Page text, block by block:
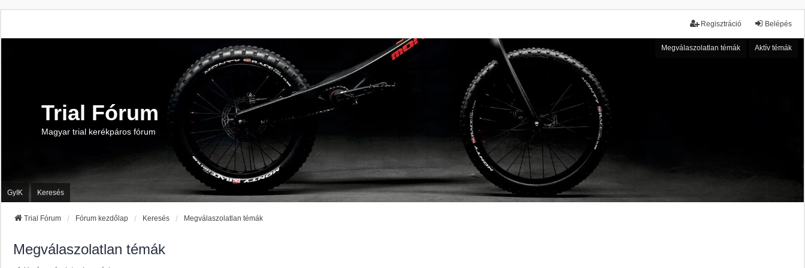
Belépés
Regisztráció
Megválaszolatlan témák Aktív témák
Trial Fórum
Magyar trial kerékpáros fórum
GyIK Keresés
Trial Fórum Fórum kezdőlap Keresés Megválaszolatlan témák
Megválaszolatlan témák